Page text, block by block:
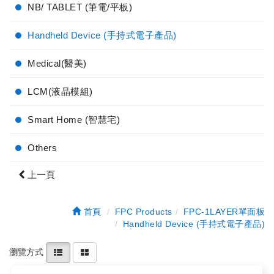
NB/ TABLET (筆電/平板)
Handheld Device (手持式電子產品)
Medical(醫美)
LCM(液晶模組)
Smart Home (智慧宅)
Others
上一頁
首頁 FPC Products
FPC-1LAYER單面板
Handheld Device (手持式電子產品)
瀏覽方式